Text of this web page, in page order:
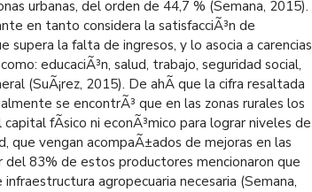
urbanas, del orden de 44,7 % (Semana, 2015).
en tanto considera la satisfacciÃ³n de
supera la falta de ingresos, y lo asocia a carencias
educaciÃ³n, salud, trabajo, seguridad social,
(SuÃ¡rez, 2015). De ahÃ­ que la cifra resaltada
se encontrÃ³ que en las zonas rurales los
fÃ­sico ni econÃ³mico para lograr niveles de
que vengan acompaÃ±ados de mejoras en las
del 83% de estos productores mencionaron que
agropecuaria necesaria (Semana,